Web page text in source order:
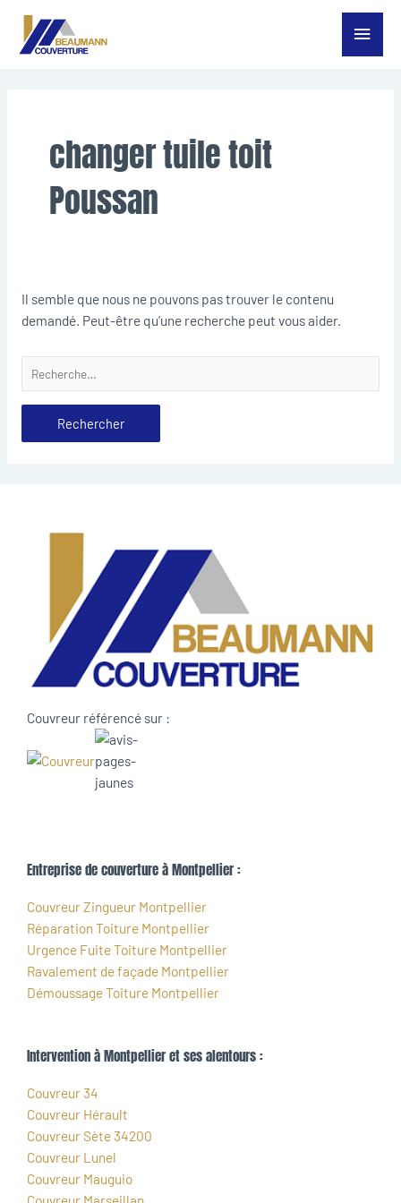
Aller
Menu
changer tuile toit
Poussan
Il semble que nous ne pouvons pas trouver le contenu
demandé. Peut-être qu’une recherche peut vous aider.
Couvreur référencé sur :
Entreprise de couverture à Montpellier :
Couvreur Zingueur Montpellier
Réparation Toiture Montpellier
Urgence Fuite Toiture Montpellier
Ravalement de façade Montpellier
Démoussage Toiture Montpellier
Intervention à Montpellier et ses alentours :
Couvreur 34
Couvreur Hérault
Couvreur Sète 34200
Couvreur Lunel
Couvreur Mauguio